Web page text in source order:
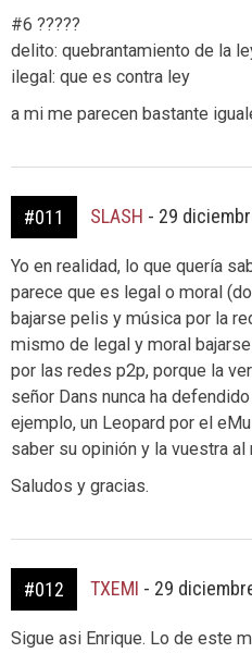
#6 ?????
delito: quebrantamiento de la
ilegal: que es contra ley
a mi me parecen bastante
#011 SLASH - 29
Yo en realidad, lo que quería
parece que es legal o moral
bajarse pelis y música por la
mismo de legal y moral
por las redes p2p, porque la
señor Dans nunca ha
ejemplo, un Leopard por el
saber su opinión y la vuestra al
Saludos y gracias.
#012 TXEMI - 29
Sigue asi Enrique. Lo de este